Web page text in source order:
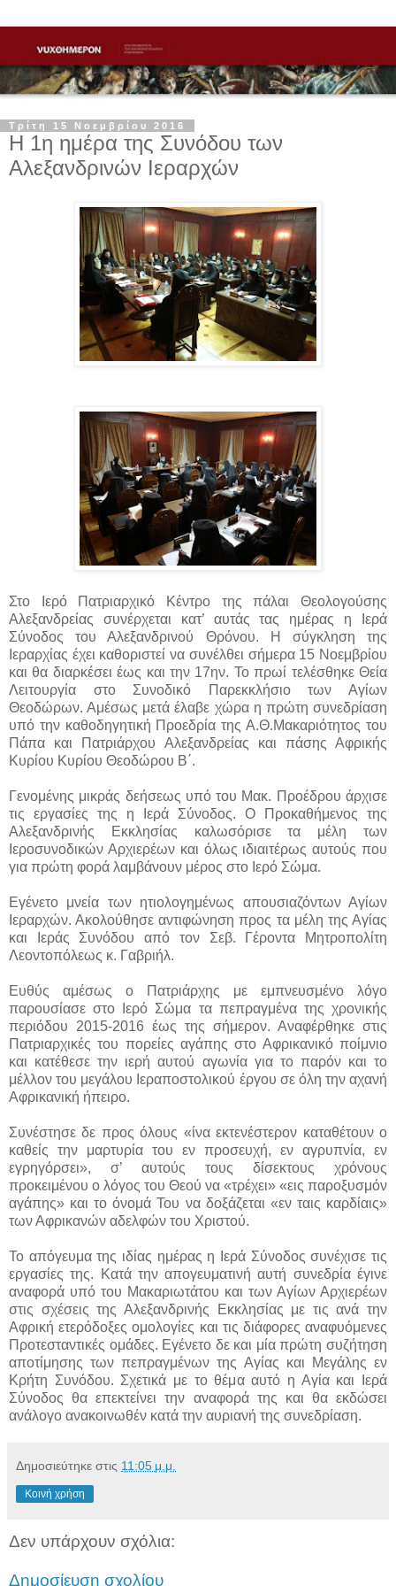
Τρίτη 15 Νοεμβρίου 2016
Η 1η ημέρα της Συνόδου των
Αλεξανδρινών Ιεραρχών
Στο Ιερό Πατριαρχικό Κέντρο της πάλαι Θεολογούσης
Αλεξανδρείας συνέρχεται κατ’ αυτάς τας ημέρας η Ιερά
Σύνοδος του Αλεξανδρινού Θρόνου. Η σύγκληση της
Ιεραρχίας έχει καθοριστεί να συνέλθει σήμερα 15 Νοεμβρίου
και θα διαρκέσει έως και την 17ην. Το πρωί τελέσθηκε Θεία
Λειτουργία στο Συνοδικό Παρεκκλήσιο των Αγίων
Θεοδώρων. Αμέσως μετά έλαβε χώρα η πρώτη συνεδρίαση
υπό την καθοδηγητική Προεδρία της Α.Θ.Μακαριότητος του
Πάπα και Πατριάρχου Αλεξανδρείας και πάσης Αφρικής
Κυρίου Κυρίου Θεοδώρου Β΄.
Γενομένης μικράς δεήσεως υπό του Μακ. Προέδρου άρχισε
τις εργασίες της η Ιερά Σύνοδος. Ο Προκαθήμενος της
Αλεξανδρινής Εκκλησίας καλωσόρισε τα μέλη των
Ιεροσυνοδικών Αρχιερέων και όλως ιδιαιτέρως αυτούς που
για πρώτη φορά λαμβάνουν μέρος στο Ιερό Σώμα.
Εγένετο μνεία των ητιολογημένως απουσιαζόντων Αγίων
Ιεραρχών. Ακολούθησε αντιφώνηση προς τα μέλη της Αγίας
και Ιεράς Συνόδου από τον Σεβ. Γέροντα Μητροπολίτη
Λεοντοπόλεως κ. Γαβριήλ.
Ευθύς αμέσως ο Πατριάρχης με εμπνευσμένο λόγο
παρουσίασε στο Ιερό Σώμα τα πεπραγμένα της χρονικής
περιόδου 2015-2016 έως της σήμερον. Αναφέρθηκε στις
Πατριαρχικές του πορείες αγάπης στο Αφρικανικό ποίμνιο
και κατέθεσε την ιερή αυτού αγωνία για το παρόν και το
μέλλον του μεγάλου Ιεραποστολικού έργου σε όλη την αχανή
Αφρικανική ήπειρο.
Συνέστησε δε προς όλους «ίνα εκτενέστερον καταθέτουν ο
καθείς την μαρτυρία του εν προσευχή, εν αγρυπνία, εν
εγρηγόρσει», σ’ αυτούς τους δίσεκτους χρόνους
προκειμένου ο λόγος του Θεού να «τρέχει» «εις παροξυσμόν
αγάπης» και το όνομά Του να δοξάζεται «εν ταις καρδίαις»
των Αφρικανών αδελφών του Χριστού.
Το απόγευμα της ιδίας ημέρας η Ιερά Σύνοδος συνέχισε τις
εργασίες της. Κατά την απογευματινή αυτή συνεδρία έγινε
αναφορά υπό του Μακαριωτάτου και των Αγίων Αρχιερέων
στις σχέσεις της Αλεξανδρινής Εκκλησίας με τις ανά την
Αφρική ετερόδοξες ομολογίες και τις διάφορες αναφυόμενες
Προτεσταντικές ομάδες. Εγένετο δε και μία πρώτη συζήτηση
αποτίμησης των πεπραγμένων της Αγίας και Μεγάλης εν
Κρήτη Συνόδου. Σχετικά με το θέμα αυτό η Αγία και Ιερά
Σύνοδος θα επεκτείνει την αναφορά της και θα εκδώσει
ανάλογο ανακοινωθέν κατά την αυριανή της συνεδρίαση.
Δημοσιεύτηκε στις 11:05 μ.μ.
Κοινή χρήση
Δεν υπάρχουν σχόλια:
Δημοσίευση σχολίου